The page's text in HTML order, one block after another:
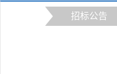
招标公告